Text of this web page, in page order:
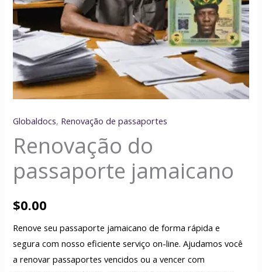
Globaldocs, Renovação de passaportes
Renovação do
passaporte jamaicano
$0.00
Renove seu passaporte jamaicano de forma rápida e
segura com nosso eficiente serviço on-line. Ajudamos você
a renovar passaportes vencidos ou a vencer com